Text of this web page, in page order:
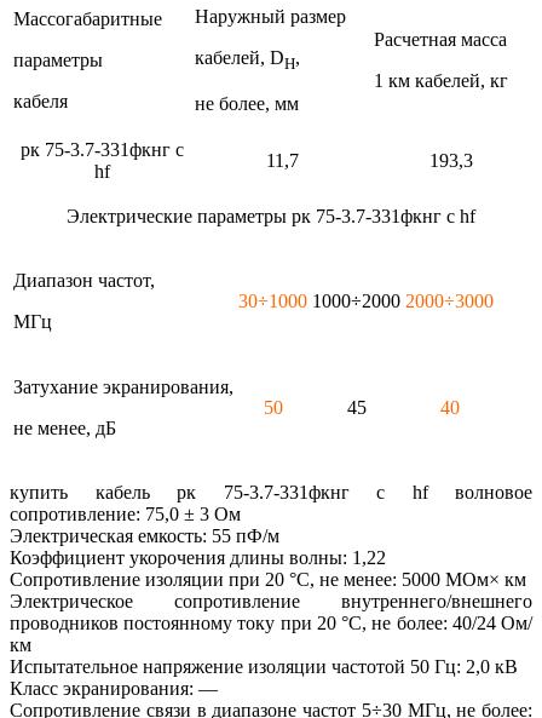
Массогабаритные
параметры
кабеля
Наружный размер
кабелей, DH,
не более, мм
Расчетная масса
1 км кабелей, кг
рк 75-3.7-331фкнг с
hf
11,7 193,3
Электрические параметры рк 75-3.7-331фкнг с hf
Диапазон частот,
МГц
30÷1000 1000÷2000 2000÷3000
Затухание экранирования,
не менее, дБ
50 45 40
купить кабель рк 75-3.7-331фкнг с hf волновое
сопротивление: 75,0 ± 3 Ом
Электрическая емкость: 55 пФ/м
Коэффициент укорочения длины волны: 1,22
Сопротивление изоляции при 20 °С, не менее: 5000 МОм× км
Электрическое сопротивление внутреннего/внешнего
проводников постоянному току при 20 °С, не более: 40/24 Ом/
км
Испытательное напряжение изоляции частотой 50 Гц: 2,0 кВ
Класс экранирования: —
Сопротивление связи в диапазоне частот 5÷30 МГц, не более: